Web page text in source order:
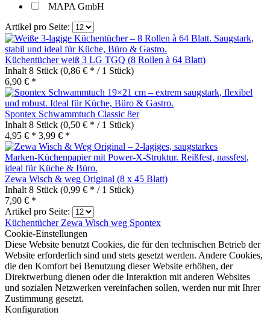
MAPA GmbH
Artikel pro Seite:
Küchentücher weiß 3 LG TGQ (8 Rollen à 64 Blatt)
Inhalt 8 Stück (0,86 € * / 1 Stück)
6,90 € *
Spontex Schwammtuch Classic 8er
Inhalt 8 Stück (0,50 € * / 1 Stück)
4,95 € * 3,99 € *
Zewa Wisch & weg Original (8 x 45 Blatt)
Inhalt 8 Stück (0,99 € * / 1 Stück)
7,90 € *
Artikel pro Seite:
Küchentücher Zewa Wisch weg Spontex
Cookie-Einstellungen
Diese Website benutzt Cookies, die für den technischen Betrieb der
Website erforderlich sind und stets gesetzt werden. Andere Cookies,
die den Komfort bei Benutzung dieser Website erhöhen, der
Direktwerbung dienen oder die Interaktion mit anderen Websites
und sozialen Netzwerken vereinfachen sollen, werden nur mit Ihrer
Zustimmung gesetzt.
Konfiguration